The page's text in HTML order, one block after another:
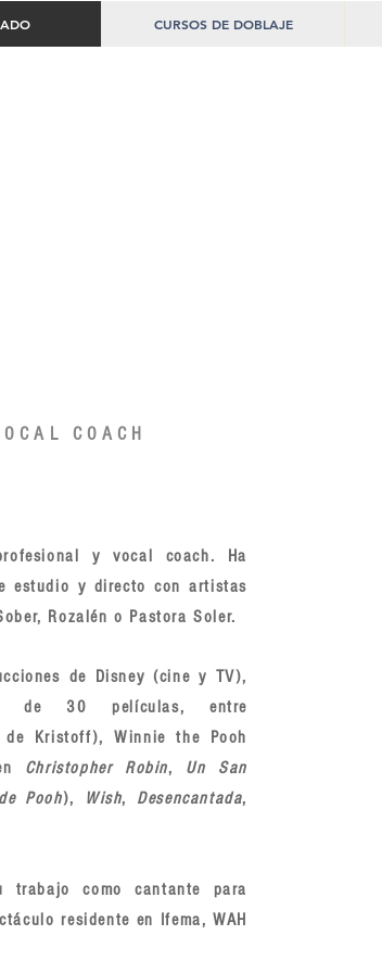
CURSOS DE DOBLAJE
COACH
y vocal coach. Ha
estudio y directo con artistas
Rozalén o Pastora Soler.
de Disney (cine y TV),
de 30 películas, entre
de Kristoff), Winnie the Pooh
Christopher Robin, Un San
Pooh), Wish, Desencantada,
trabajo como cantante para
residente en Ifema, WAH